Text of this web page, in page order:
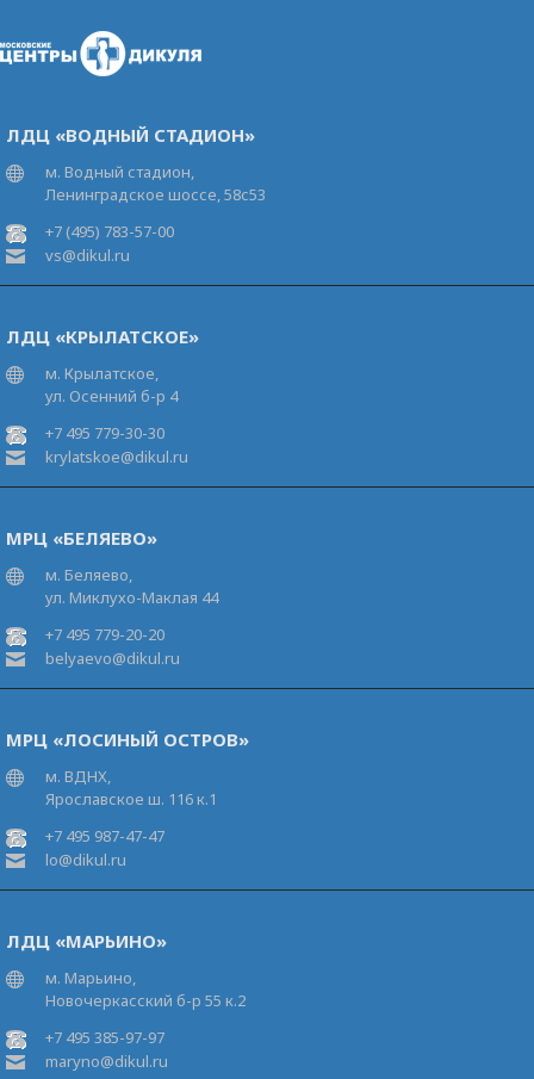
ЛДЦ «ВОДНЫЙ СТАДИОН»
м. Водный стадион,
Ленинградское шоссе, 58с53
+7 (495) 783-57-00
vs@dikul.ru
ЛДЦ «КРЫЛАТСКОЕ»
м. Крылатское,
ул. Осенний б-р 4
+7 495 779-30-30
krylatskoe@dikul.ru
МРЦ «БЕЛЯЕВО»
м. Беляево,
ул. Миклухо-Маклая 44
+7 495 779-20-20
belyaevo@dikul.ru
МРЦ «ЛОСИНЫЙ ОСТРОВ»
м. ВДНХ,
Ярославское ш. 116 к.1
+7 495 987-47-47
lo@dikul.ru
ЛДЦ «МАРЬИНО»
м. Марьино,
Новочеркасский б-р 55 к.2
+7 495 385-97-97
maryno@dikul.ru